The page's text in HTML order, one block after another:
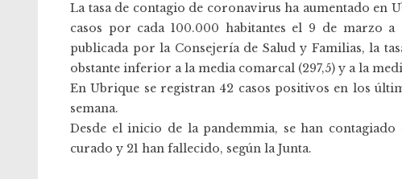
La tasa de contagio de coronavirus ha aumentado en
casos por cada 100.000 habitantes el 9 de marzo
publicada por la Consejería de Salud y Familias, la
obstante inferior a la media comarcal (297,5) y a la
En Ubrique se registran 42 casos positivos en los
semana.
Desde el inicio de la pandemmia, se han
curado y 21 han fallecido, según la Junta.